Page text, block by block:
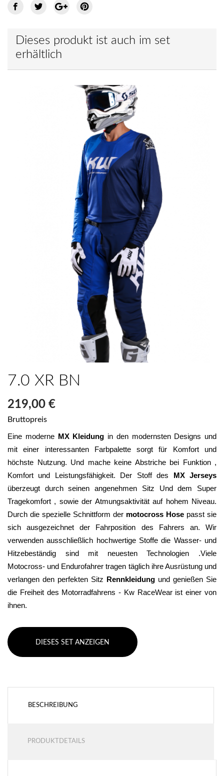
Dieses produkt ist auch im set
erhältlich
7.0 XR BN
219,00 €
Bruttopreis
Eine moderne MX Kleidung in den modernsten Designs und
mit einer interessanten Farbpalette sorgt für Komfort und
höchste Nutzung. Und mache keine Abstriche bei Funktion ,
Komfort und Leistungsfähigkeit. Der Stoff des
MX Jerseys
überzeugt durch seinen angenehmen Sitz Und dem Super
Tragekomfort , sowie der Atmungsaktivität auf hohem Niveau.
Durch die spezielle Schnittform der motocross Hose passt sie
sich ausgezeichnet der Fahrposition des Fahrers an. Wir
verwenden ausschließlich hochwertige Stoffe die Wasser- und
Hitzebeständig sind mit neuesten Technologien .Viele
Motocross- und Endurofahrer tragen täglich ihre Ausrüstung und
verlangen den perfekten Sitz
Rennkleidung und genießen Sie
die Freiheit des Motorradfahrens - Kw RaceWear ist einer von
ihnen.
DIESES SET ANZEIGEN
BESCHREIBUNG
PRODUKTDETAILS